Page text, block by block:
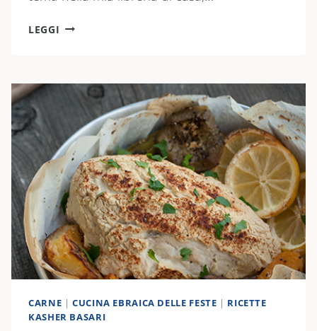
LEGGI INVOLTINI
VITE
CARNE |CUCINA EBRAICA DELLE FESTE | RICETTE
KASHER BASARI